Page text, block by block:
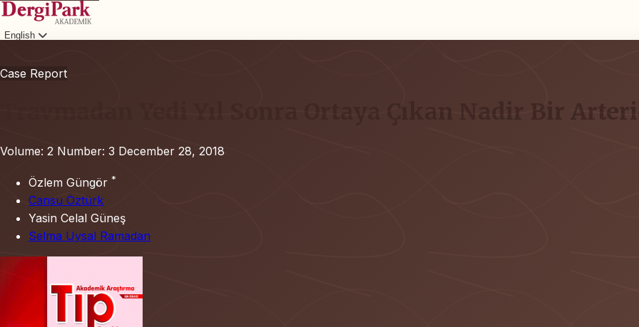
English
Case Report
Travmadan Yedi Yıl Sonra Ortaya Çıkan Nadir Bir
Volume: 2 Number: 3 December 28, 2018
Özlem Güngör *
Cansu Öztürk
Yasin Celal Güneş
Selma Uysal Ramadan